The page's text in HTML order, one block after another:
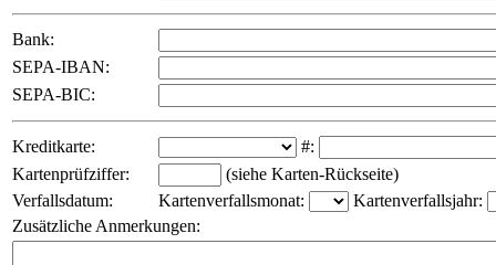
Bank:
SEPA-IBAN:
SEPA-BIC:
Kreditkarte:
#:
Kartenprüfziffer:
(siehe Karten-Rückseite)
Verfallsdatum:
Kartenverfallsmonat:
Kartenverfallsjahr:
Zusätzliche Anmerkungen: